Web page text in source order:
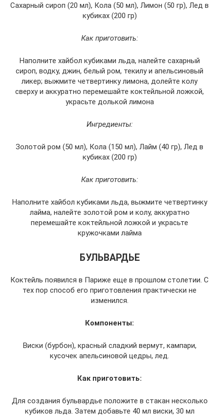
Сахарный сироп (20 мл), Кола (50 мл), Лимон (50 гр), Лед в
кубиках (200 гр)
Как приготовить:
Наполните хайбол кубиками льда, налейте сахарный
сироп, водку, джин, белый ром, текилу и апельсиновый
ликер; выжмите четвертинку лимона, долейте колу
сверху и аккуратно перемешайте коктейльной ложкой,
украсьте долькой лимона
Ингредиенты:
Золотой ром (50 мл), Кола (150 мл), Лайм (40 гр), Лед в
кубиках (200 гр)
Как приготовить:
Наполните хайбол кубиками льда, выжмите четвертинку
лайма, налейте золотой ром и колу, аккуратно
перемешайте коктейльной ложкой и украсьте
кружочками лайма
БУЛЬВАРДЬЕ
Коктейль появился в Париже еще в прошлом столетии. С
тех пор способ его приготовления практически не
изменился.
Компоненты:
Виски (бурбон), красный сладкий вермут, кампари,
кусочек апельсиновой цедры, лед.
Как приготовить:
Для создания бульвардье положите в стакан несколько
кубиков льда. Затем добавьте 40 мл виски, 30 мл